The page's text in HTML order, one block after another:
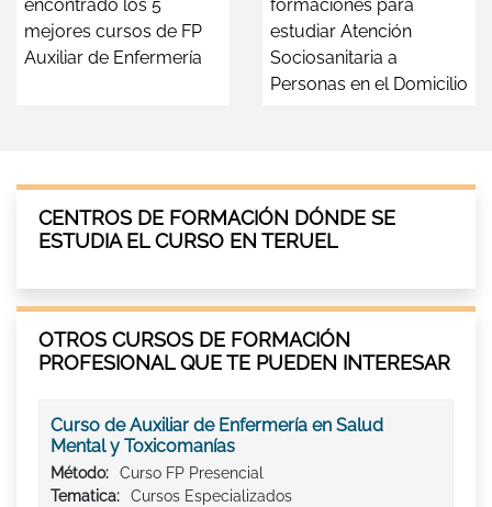
encontrado los 5
mejores cursos de FP
Auxiliar de Enfermería
formaciones para
estudiar Atención
Sociosanitaria a
Personas en el Domicilio
CENTROS DE FORMACIÓN DÓNDE SE
ESTUDIA EL CURSO EN TERUEL
OTROS CURSOS DE FORMACIÓN
PROFESIONAL QUE TE PUEDEN INTERESAR
Curso de Auxiliar de Enfermería en Salud
Mental y Toxicomanías
Método:
Curso FP Presencial
Tematica:
Cursos Especializados